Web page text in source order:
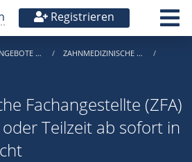
Registrieren
…
ZAHNMEDIZINISCHE …
Fachangestellte (ZFA)
Teilzeit ab sofort in